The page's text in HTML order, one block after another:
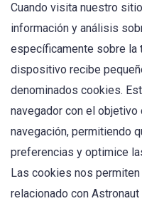
Cuando visita nuestro
información y análisis
específicamente sobre la
dispositivo recibe
denominados cookies.
navegador con el
navegación, permitiendo
preferencias y optimice
Las cookies nos
relacionado con